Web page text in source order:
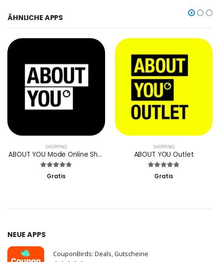
ÄHNLICHE APPS
SHOPPING
ABOUT YOU Mode Online Shop
Gratis
SHOPPING
ABOUT YOU Outlet
Gratis
NEUE APPS
CouponBirds: Deals, Gutscheine